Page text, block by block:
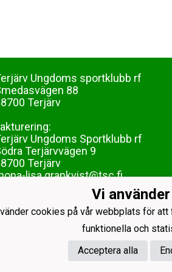
Ungdoms sportklubb rf
88
Terjärv
Ungdoms Sportklubb rf
Terjärvvägen 9
Terjärv
lisa.grankvist@tsc.fi
Vi
cookies på vår webbplats för
funktionella och
Acceptera alla